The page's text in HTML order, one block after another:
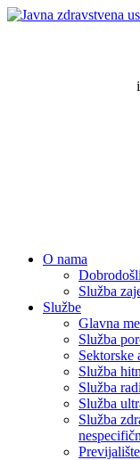
Skip
O nama
Dobrodošli
Služba
Službe
Glavna
Služba
Sektorske
Služba
Služba
Služba
Služba
Previjalište